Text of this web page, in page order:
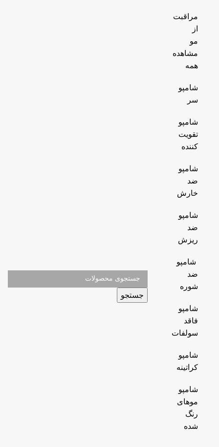
مراقبت
از
مو
مشاهده
همه
شامپو
سر
شامپو
تقویت
کننده
شامپو
ضد
خارش
شامپو
ضد
ریزش
شامپو
ضد
شوره
شامپو
فاقد
سولفات
شامپو
کراتینه
شامپو
موهای
رنگ
شده
جستجو